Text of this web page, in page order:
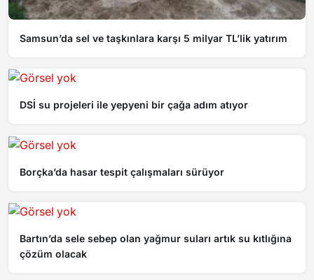
Samsun’da sel ve taşkınlara karşı 5 milyar TL’lik yatırım
DSİ su projeleri ile yepyeni bir çağa adım atıyor
Borçka’da hasar tespit çalışmaları sürüyor
Bartın’da sele sebep olan yağmur suları artık su kıtlığına
çözüm olacak